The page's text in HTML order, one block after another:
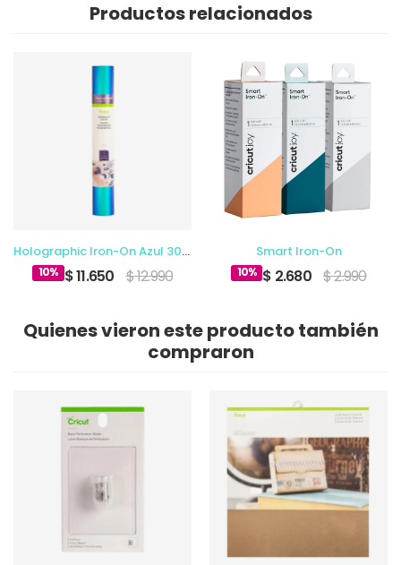
Productos relacionados
Holographic Iron-On Azul 30.5 x 61cm
10% $ 11.650 $ 12.990
Smart Iron-On
10% $ 2.680 $ 2.990
Quienes vieron este producto también
compraron